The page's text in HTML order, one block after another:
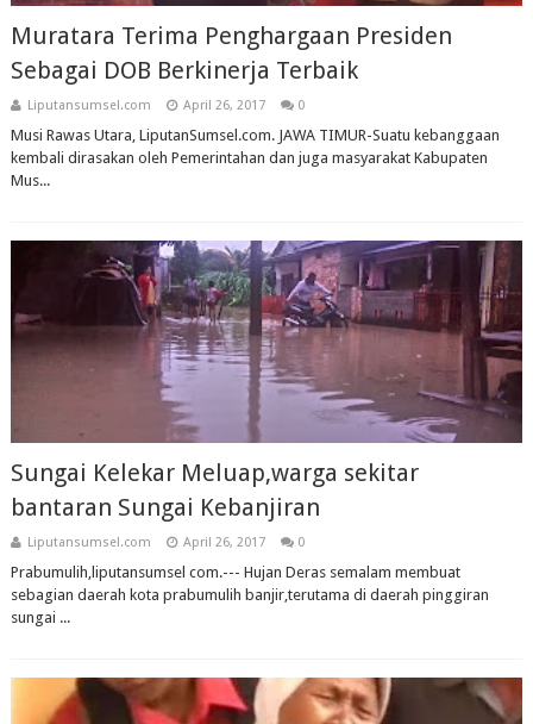
Muratara Terima Penghargaan Presiden
Sebagai DOB Berkinerja Terbaik
Liputansumsel.com April 26, 2017 0
Musi Rawas Utara, LiputanSumsel.com. JAWA TIMUR-Suatu kebanggaan
kembali dirasakan oleh Pemerintahan dan juga masyarakat Kabupaten
Mus...
Sungai Kelekar Meluap,warga sekitar
bantaran Sungai Kebanjiran
Liputansumsel.com April 26, 2017 0
Prabumulih,liputansumsel com.--- Hujan Deras semalam membuat
sebagian daerah kota prabumulih banjir,terutama di daerah pinggiran
sungai ...